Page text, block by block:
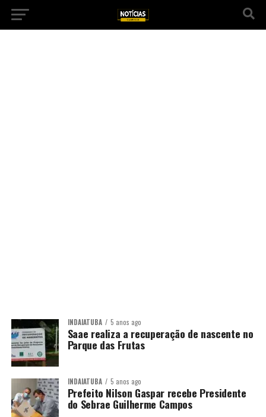
INDAIATUBA 5 anos ago
Saae realiza a recuperação de nascente no
Parque das Frutas
INDAIATUBA 5 anos ago
Prefeito Nilson Gaspar recebe Presidente
do Sebrae Guilherme Campos